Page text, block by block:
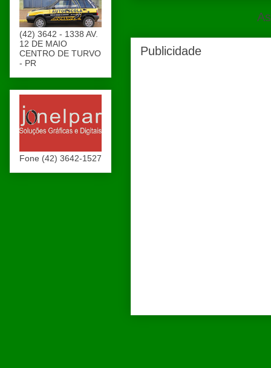
Publicidade
(42) 3642 - 1338 AV.
12 DE MAIO
CENTRO DE TURVO
- PR
Fone (42) 3642-1527